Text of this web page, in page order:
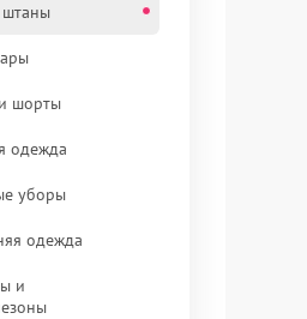
шорты
одежда
уборы
одежда
и